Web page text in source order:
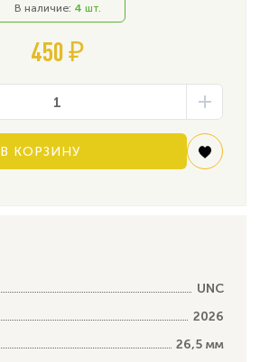
В наличие: 4 шт.
450 ₽
В КОРЗИНУ
UNC
2026
26,5 мм